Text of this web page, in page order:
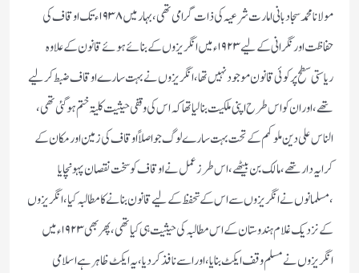
مولانا محمد سجاد بانی امارت شرعیہ کی ذات گرامی تھی ، بہار میں ۱۹۳۸ء تک اوقاف کی
حفاظت اورنگرانی کے لیے ۱۹۲۳ء میں انگریزوں کے بنائے ہوئے قانون کے علاوہ
ریاستی سطح پر کوئی قانون موجود نہیں تھا ،انگریزوں نے بہت سارے اوقاف ضبط کر لیے
تھے، اور ان کو اس طرح اپنی ملکیت بنا لیا تھا کہ اس کی وقفی حیثیت کلیۃ ختم ہو گئی تھی ،
الناس علی دین ملوکہم کے تحت بہت سارے لوگ جو اصلاً اوقاف کی زمین اور مکان کے
کرایہ دار تھے، مالک بن بیٹھے ، اس طرز عمل نے اوقاف کو سخت نقصان پہونچا یا
،مسلمانوں نے انگریزوں سے اس کے تحفظ کے لیے قانون بنانے کا مطالبہ کیا، انگریزوں
کے نزدیک غلام ہندوستان کے اس مطالبہ کی حیثیت ہی کیا تھی، پھر بھی ۱۹۲۳ء میں
انگریزوں نے مسلم وقف ایکٹ بنایا ، اور اسے نافذ کر دیا ، یہ ایکٹ ظاہر ہے اسلامی